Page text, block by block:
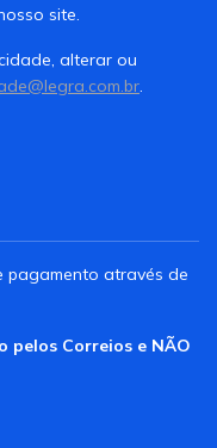
site.
alterar ou
.
pagamento através de
pelos Correios e NÃO